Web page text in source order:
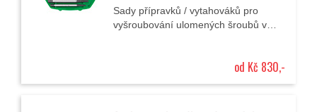
Sady přípravků / vytahováků pro
vyšroubování ulomených šroubů v
od Kč 830,-